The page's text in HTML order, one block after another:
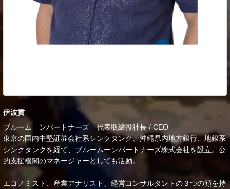
伊波貢
ブルーム―ンパートナーズ 代表取締役社長 / CEO
東京の国内中堅証券会社系シンクタンク、沖縄県内地方銀行、地銀系
シンクタンクを経て、ブルームーンパートナーズ株式会社を設立。公
的支援機関のマネージャーとしても活動。
エコノミスト、産業アナリスト、経営コンサルタントの３つの顔を持